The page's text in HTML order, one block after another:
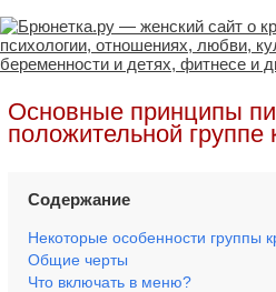
Основные принципы
положительной группе
Содержание
Некоторые особенности группы
Общие черты
Что включать в меню?